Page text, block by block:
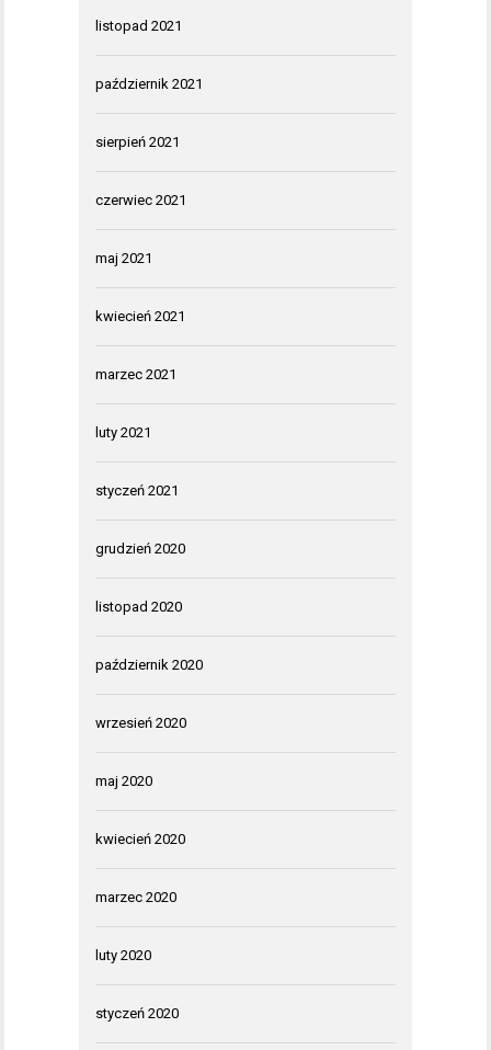
listopad 2021
październik 2021
sierpień 2021
czerwiec 2021
maj 2021
kwiecień 2021
marzec 2021
luty 2021
styczeń 2021
grudzień 2020
listopad 2020
październik 2020
wrzesień 2020
maj 2020
kwiecień 2020
marzec 2020
luty 2020
styczeń 2020